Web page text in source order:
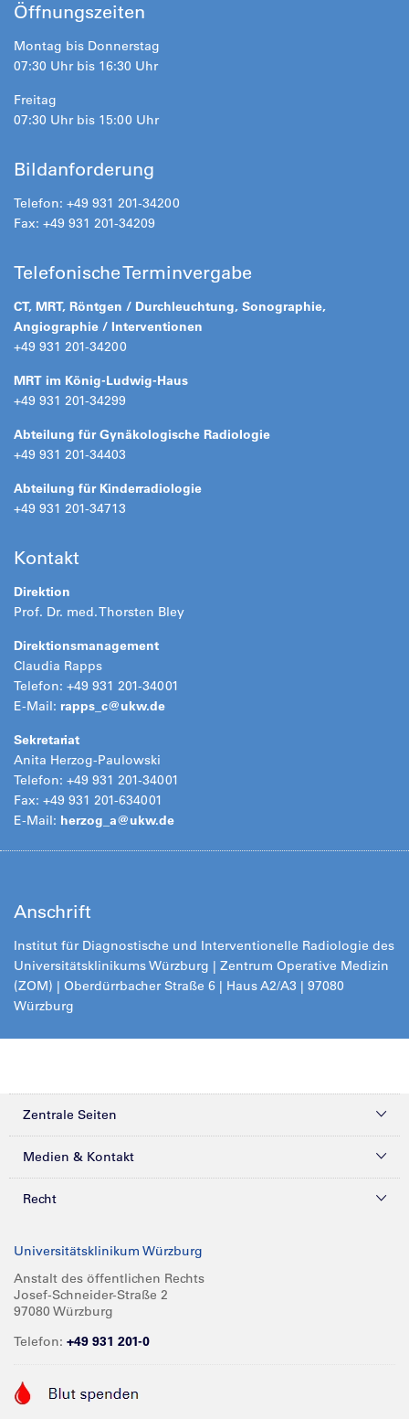
Öffnungszeiten
Montag bis Donnerstag
07:30 Uhr bis 16:30 Uhr
Freitag
07:30 Uhr bis 15:00 Uhr
Bildanforderung
Telefon: +49 931 201-34200
Fax: +49 931 201-34209
Telefonische Terminvergabe
CT, MRT, Röntgen / Durchleuchtung, Sonographie,
Angiographie / Interventionen
+49 931 201-34200
MRT im König-Ludwig-Haus
+49 931 201-34299
Abteilung für Gynäkologische Radiologie
+49 931 201-34403
Abteilung für Kinderradiologie
+49 931 201-34713
Kontakt
Direktion
Prof. Dr. med. Thorsten Bley
Direktionsmanagement
Claudia Rapps
Telefon: +49 931 201-34001
E-Mail: rapps_c@ukw.de
Sekretariat
Anita Herzog-Paulowski
Telefon: +49 931 201-34001
Fax: +49 931 201-634001
E-Mail: herzog_a@ukw.de
Anschrift
Institut für Diagnostische und Interventionelle Radiologie des
Universitätsklinikums Würzburg | Zentrum Operative Medizin
(ZOM) | Oberdürrbacher Straße 6 | Haus A2/A3 | 97080
Würzburg
Zentrale Seiten
Kliniken & Zentren
Forschung
Karriere
Medien & Kontakt
Presse
Glossar
Spenden
Anreise
Recht
Compliance
Impressum
Barrierefreiheit
Universitätsklinikum Würzburg
Anstalt des öffentlichen Rechts
Josef-Schneider-Straße 2
97080 Würzburg
Telefon: +49 931 201-0